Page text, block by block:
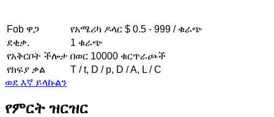
Fob ዋጋ
የአሜሪካ ዶላር $ 0.5 - 999 / ቁራጭ
ደቂቃ.
1 ቁራጭ
የአቅርቦት ችሎታ በወር 10000 ቁርጥራጮች
የክፍያ ቃል
T / t, D / p, D / A, L / C
ወደ እኛ ይላኩልን
የምርት ዝርዝር